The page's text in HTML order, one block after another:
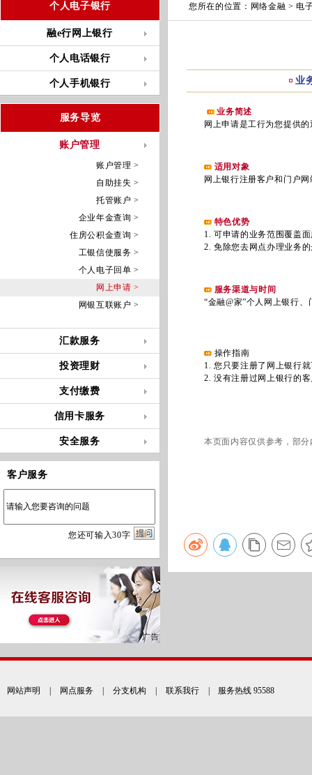
个人电子银行
融e行网上银行
个人电话银行
个人手机银行
服务导览
账户管理
账户管理 >
自助挂失 >
托管账户 >
企业年金查询 >
住房公积金查询 >
工银信使服务 >
个人电子回单 >
网上申请 >
网银互联账户 >
汇款服务
投资理财
支付缴费
信用卡服务
安全服务
客户服务
您还可输入30字
您所在的位置： 网络金融 >电
业
业务简述
网上申请是工行为您提供的
适用对象
网上银行注册客户和门户网
特色优势
1. 可申请的业务范围覆盖面
2. 免除您去网点办理业务的
服务渠道与时间
“金融@家”个人网上银行、
操作指南
1. 您只要注册了网上银行
2. 没有注册过网上银行的
本页面内容仅供参考，部
网站声明 网点服务 分支机构 联系我行 | 服务热线 95588